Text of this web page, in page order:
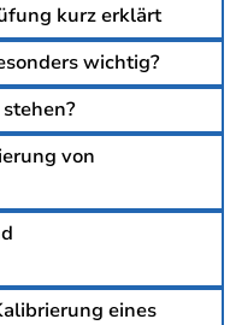
kurz erklärt
wichtig?
von
eines